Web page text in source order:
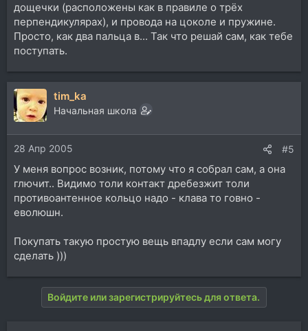
дощечки (расположены как в правиле о трёх
перпендикулярах), и провода на цоколе и пружине.
Просто, как два пальца в... Так что решай сам, как тебе
поступать.
tim_ka
Начальная школа
28 Апр 2005 #5
У меня вопрос возник, потому что я собрал сам, а она
глючит.. Видимо толи контакт дребезжит толи
противоантенное кольцо надо - клава то говно -
еволюшн.
Покупать такую простую вещь впадлу если сам могу
сделать )))
Войдите или зарегистрируйтесь для ответа.